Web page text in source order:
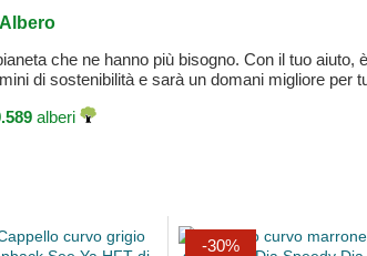
che ne hanno più bisogno. Con il tuo aiuto,
di sostenibilità e sarà un domani migliore per
alberi
-30%